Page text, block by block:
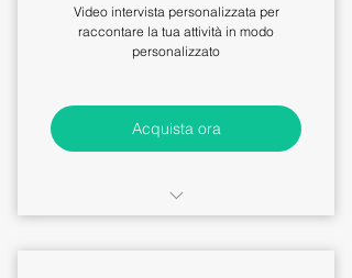
Video intervista personalizzata per
raccontare la tua attività in modo
personalizzato
Acquista ora